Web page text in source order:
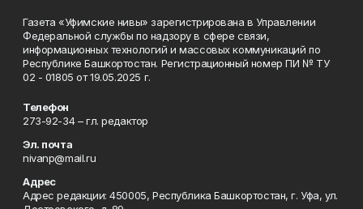
Газета «Уфимские нивы» зарегистрирована в Управлении
Федеральной службы по надзору в сфере связи,
информационных технологий и массовых коммуникаций по
Республике Башкортостан. Регистрационный номер ПИ № ТУ
02 - 01805 от 19.05.2025 г.
Телефон
273-92-34 – гл. редактор
Эл. почта
nivanp@mail.ru
Адрес
Адрес редакции: 450005, Республика Башкортостан, г. Уфа, ул.